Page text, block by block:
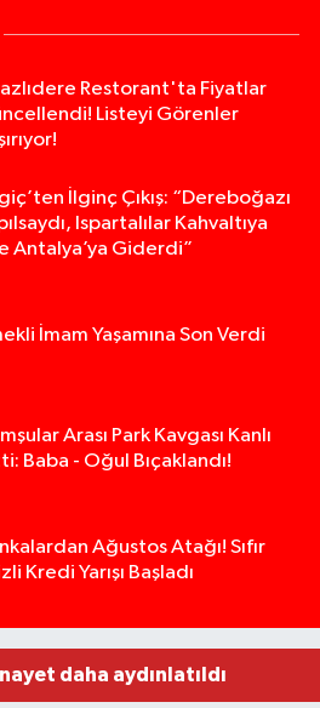
Restorant'ta Fiyatlar
Listeyi Görenler
İlginç Çıkış: “Dereboğazı
Ispartalılar Kahvaltıya
Antalya’ya Giderdi”
İmam Yaşamına Son Verdi
Arası Park Kavgası Kanlı
Baba - Oğul Bıçaklandı!
Ağustos Atağı! Sıfır
Kredi Yarışı Başladı
Operasyonu: 165 Tabanca Ele
Neden Oldu: 13 Araç
Gecekondu Kullanılamaz
daha aydınlatıldı